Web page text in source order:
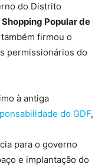
do Distrito
Shopping Popular de
firmou o
permissionários do
à antiga
do GDF,
para o governo
e implantação do